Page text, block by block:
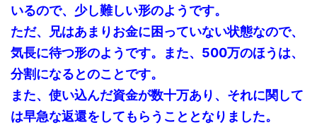
いるので、少し難しい形のようです。
ただ、兄はあまりお金に困っていない状態なので、
気長に待つ形のようです。また、500万のほうは、
分割になるとのことです。
また、使い込んだ資金が数十万あり、それに関して
は早急な返還をしてもらうこととなりました。